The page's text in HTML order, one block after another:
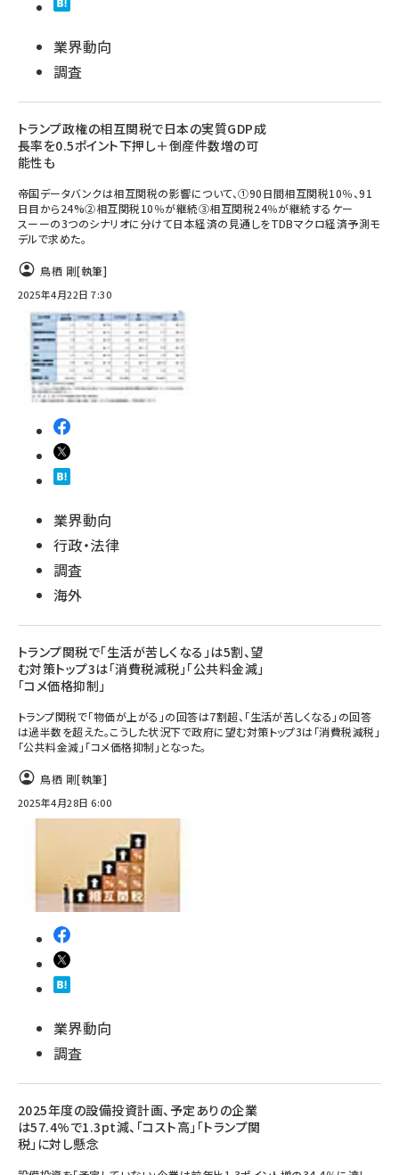
業界動向
調査
トランプ政権の相互関税で日本の実質GDP成
長率を0.5ポイント下押し＋倒産件数増の可
能性も
帝国データバンクは相互関税の影響について、①90日間相互関税10％、91
日目から24%②相互関税10％が継続③相互関税24％が継続するケー
スーーの3つのシナリオに分けて日本経済の見通しをTDBマクロ経済予測モ
デルで求めた。
鳥栖 剛[執筆]
2025年4月22日 7:30
業界動向
行政・法律
調査
海外
トランプ関税で「生活が苦しくなる」は5割、望
む対策トップ3は「消費税減税」「公共料金減」
「コメ価格抑制」
トランプ関税で「物価が上がる」の回答は7割超、「生活が苦しくなる」の回答
は過半数を超えた。こうした状況下で政府に望む対策トップ3は「消費税減税」
「公共料金減」「コメ価格抑制」となった。
鳥栖 剛[執筆]
2025年4月28日 6:00
業界動向
調査
2025年度の設備投資計画、予定ありの企業
は57.4%で1.3pt減、「コスト高」「トランプ関
税」に対し懸念